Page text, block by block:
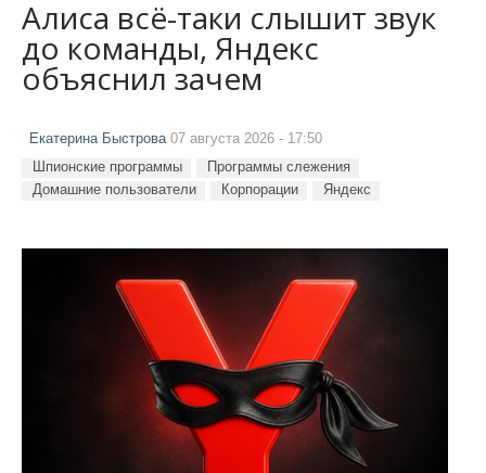
Алиса всё-таки слышит звук
до команды, Яндекс
объяснил зачем
Екатерина Быстрова 07 августа 2026 - 17:50
Шпионские программы
Программы слежения
Домашние пользователи
Корпорации Яндекс